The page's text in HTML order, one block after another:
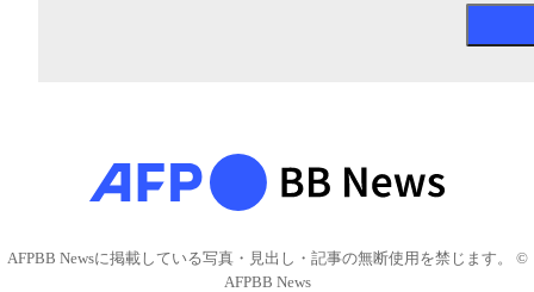
AFPBB Newsに掲載している写真・見出し・記事の無断使用を禁じます。 ©
AFPBB News